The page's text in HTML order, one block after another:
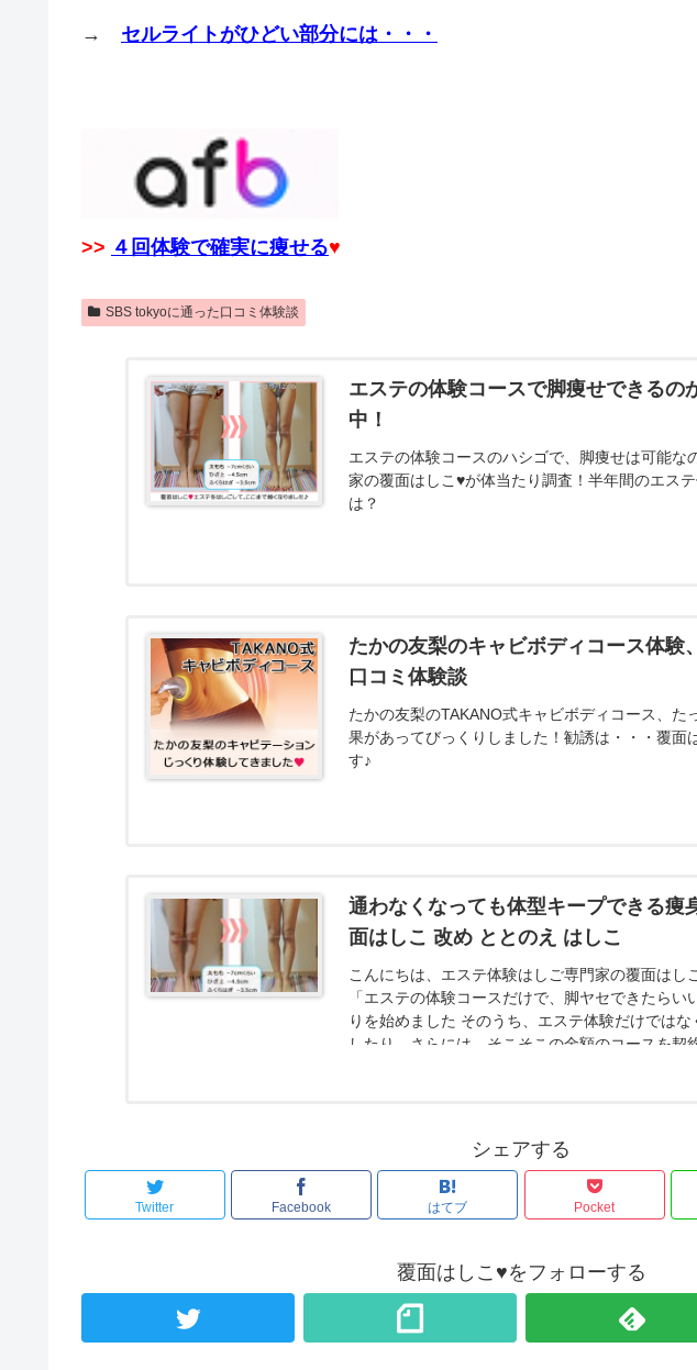
→ セルライトがひどい部分には・・・
>> ４回体験で確実に痩せる♥
SBS tokyoに通った口コミ体験談
エステの体験コースで脚痩せできるの
中！
エステの体験コースのハシゴで、脚痩せは可能な
家の覆面はしこ♥が体当たり調査！半年間のエス
は？
たかの友梨のキャビボディコース体験
口コミ体験談
たかの友梨のTAKANO式キャビボディコース、た
果があってびっくりしました！勧誘は・・・覆面
す♪
通わなくなっても体型キープできる痩
面はしこ 改め ととのえ はしこ
こんにちは、エステ体験はしご専門家の覆面は
「エステの体験コースだけで、脚ヤセできたらい
りを始めました そのうち、エステ体験だけでは
したり、さらには、そこそこの金額のコースを契
シェアする
Twitter Facebook はてブ Pocket
覆面はしこ♥をフォローする